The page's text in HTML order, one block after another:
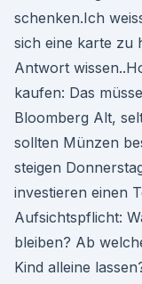
schenken.Ich
sich eine karte zu
Antwort
kaufen: Das
Bloomberg Alt,
sollten Münzen
steigen
investieren einen
Aufsichtspflicht:
bleiben? Ab
Kind alleine